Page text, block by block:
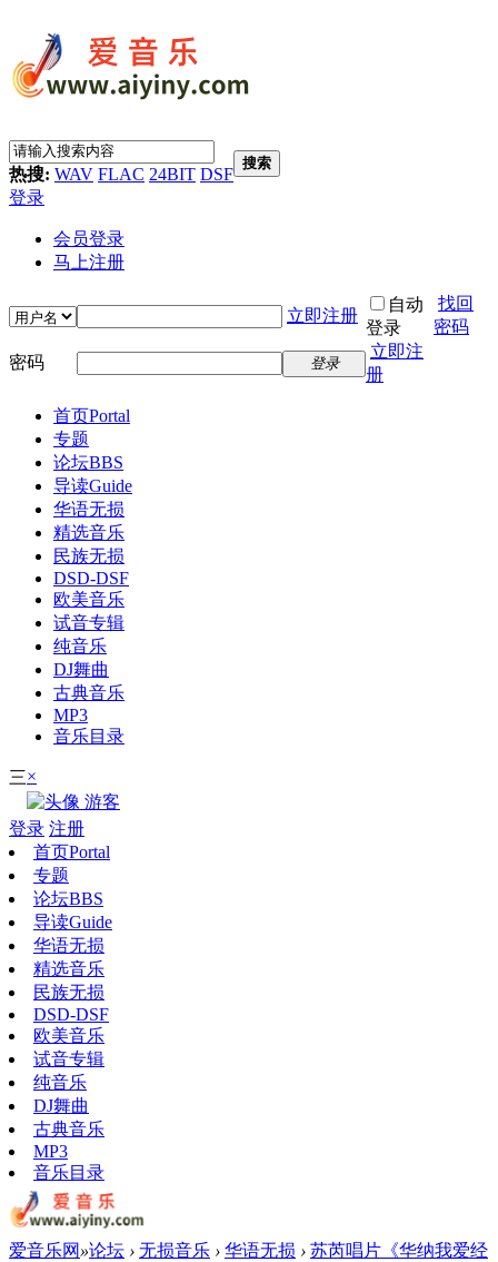
热搜: WAV FLAC 24BIT DSF
搜索
登录
会员登录
马上注册
立即注册
自动
登录
找回
密码
密码
登录
立即注
册
首页Portal
专题
论坛BBS
导读Guide
华语无损
精选音乐
民族无损
DSD-DSF
欧美音乐
试音专辑
纯音乐
DJ舞曲
古典音乐
MP3
音乐目录
三×
游客
登录 注册
首页Portal
专题
论坛BBS
导读Guide
华语无损
精选音乐
民族无损
DSD-DSF
欧美音乐
试音专辑
纯音乐
DJ舞曲
古典音乐
MP3
音乐目录
爱音乐网 »论坛 › 无损音乐 › 华语无损 › 苏芮唱片《华纳我爱经